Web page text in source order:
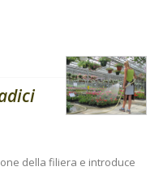
della filiera e introduce